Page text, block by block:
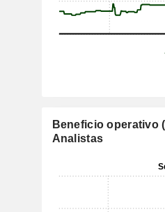
Beneficio operativo
Analistas